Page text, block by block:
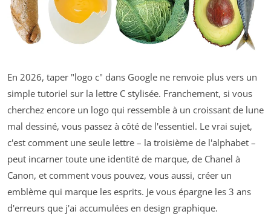
En 2026, taper "logo c" dans Google ne renvoie plus vers un
simple tutoriel sur la lettre C stylisée. Franchement, si vous
cherchez encore un logo qui ressemble à un croissant de lune
mal dessiné, vous passez à côté de l'essentiel. Le vrai sujet,
c'est comment une seule lettre – la troisième de l'alphabet –
peut incarner toute une identité de marque, de Chanel à
Canon, et comment vous pouvez, vous aussi, créer un
emblème qui marque les esprits. Je vous épargne les 3 ans
d'erreurs que j'ai accumulées en design graphique.